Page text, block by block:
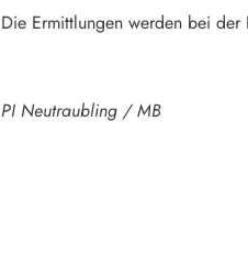
Die Ermittlungen werden bei
PI Neutraubling / MB